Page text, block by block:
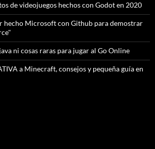
de videojuegos hechos con Godot en 2020
hecho Microsoft con Github para demostrar
ni cosas raras para jugar al Go Online
a Minecraft, consejos y pequeña guía en